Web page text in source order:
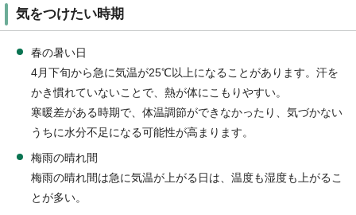
気をつけたい時期
春の暑い日
4月下旬から急に気温が25℃以上になることがあります。汗を
かき慣れていないことで、熱が体にこもりやすい。
寒暖差がある時期で、体温調節ができなかったり、気づかない
うちに水分不足になる可能性が高まります。
梅雨の晴れ間
梅雨の晴れ間は急に気温が上がる日は、温度も湿度も上がるこ
とが多い。